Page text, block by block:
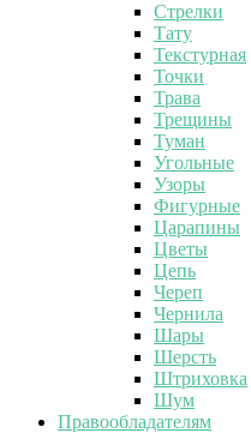
Стрелки
Тату
Текстурная
Точки
Трава
Трещины
Туман
Угольные
Узоры
Фигурные
Царапины
Цветы
Цепь
Череп
Чернила
Шары
Шерсть
Штриховка
Шум
Правообладателям